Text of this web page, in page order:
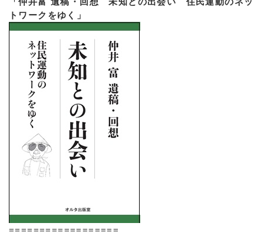
トワークをゆく」
==================